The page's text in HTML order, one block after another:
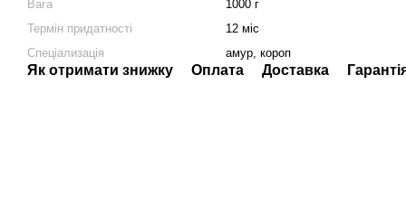
Вага
1000 г
Термін придатності
12 міс
Спеціализація
амур, короп
Як отримати знижку Оплата Доставка